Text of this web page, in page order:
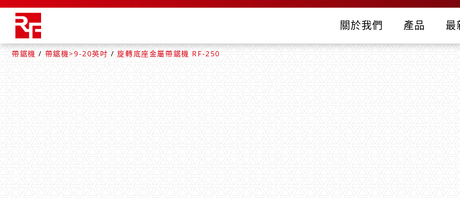
關於我們 產品 最
帶鋸機 / 帶鋸機>9-20英吋 /旋轉底座金屬帶鋸機 RF-250